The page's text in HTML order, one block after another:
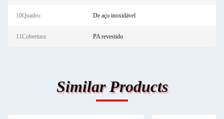
10Quadro: De aço inoxidável
11Cobertura: PA revestido
Similar Products